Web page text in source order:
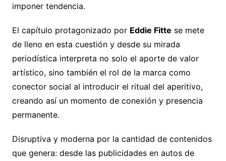
imponer tendencia.
El capítulo protagonizado por Eddie Fitte se mete
de lleno en esta cuestión y desde su mirada
periodística interpreta no solo el aporte de valor
artístico, sino también el rol de la marca como
conector social al introducir el ritual del aperitivo,
creando así un momento de conexión y presencia
permanente.
Disruptiva y moderna por la cantidad de contenidos
que genera: desde las publicidades en autos de